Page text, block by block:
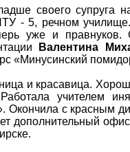
своего супруга
- 5, речном
уже и
Валентина
«Минусинский
и красавица.
Работала учителем
Окончила с красным
дополнительный